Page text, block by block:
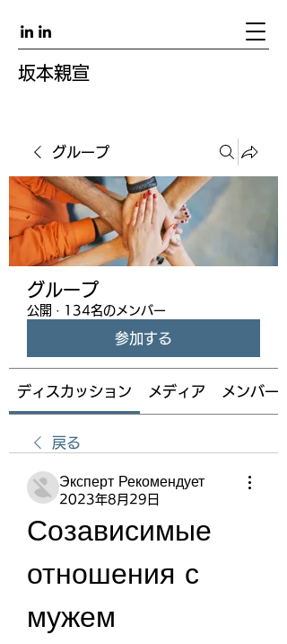
坂本親宣
グループ
グループ
公開 · 134名のメンバー
参加する
ディスカッション メディア メンバー
戻る
Эксперт Рекомендует
2023年8月29日
Созависимые
отношения с
мужем